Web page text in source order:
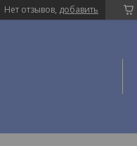
Нет отзывов, добавить